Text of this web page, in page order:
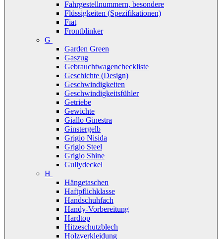
Fahrgestellnummern, besondere
Flüssigkeiten (Spezifikationen)
Fiat
Frontblinker
G
Garden Green
Gaszug
Gebrauchtwagencheckliste
Geschichte (Design)
Geschwindigkeiten
Geschwindigkeitsfühler
Getriebe
Gewichte
Giallo Ginestra
Ginstergelb
Grigio Nisida
Grigio Steel
Grigio Shine
Gullydeckel
H
Hängetaschen
Haftpflichklasse
Handschuhfach
Handy-Vorbereitung
Hardtop
Hitzeschutzblech
Holzverkleidung